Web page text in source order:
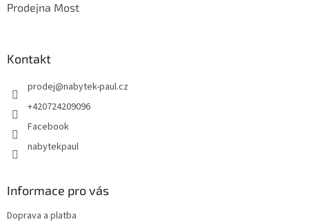
Prodejna Most
Kontakt
prodej@nabytek-paul.cz
+420724209096
Facebook
nabytekpaul
Informace pro vás
Doprava a platba